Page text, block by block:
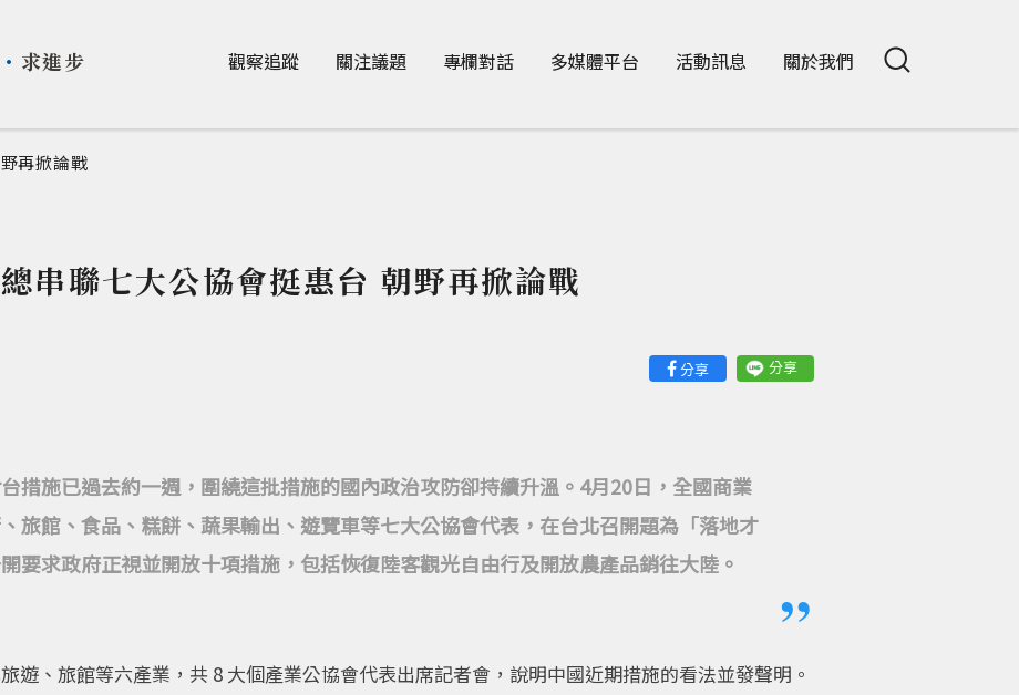
・ 求進步 觀察追蹤 關注議題 專欄對話 多媒體平台 活動訊息 關於我們
再掀論戰
串聯七大公協會挺惠台 朝野再掀論戰
分享 分享
措施已過去約一週，圍繞這批措施的國內政治攻防卻持續升溫。4月20日，全國商業
旅館、食品、糕餅、蔬果輸出、遊覽車等七大公協會代表，在台北召開題為「落地才
要求政府正視並開放十項措施，包括恢復陸客觀光自由行及開放農產品銷往大陸。
遊、旅館等六產業，共 8 大個產業公協會代表出席記者會，說明中國近期措施的看法並發聲明。